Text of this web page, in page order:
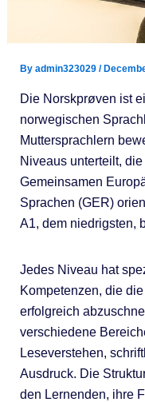
By admin323029 /
Die Norskprøven ist
norwegischen
Muttersprachlern
Niveaus unterteilt,
Gemeinsamen
Sprachen (GER)
A1, dem niedrigsten,
Jedes Niveau hat
Kompetenzen, die
erfolgreich
verschiedene
Leseverstehen,
Ausdruck. Die
den Lernenden, ihre